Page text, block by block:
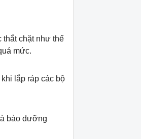
thắt chặt như thế
mức.
lắp ráp các bộ
bảo dưỡng